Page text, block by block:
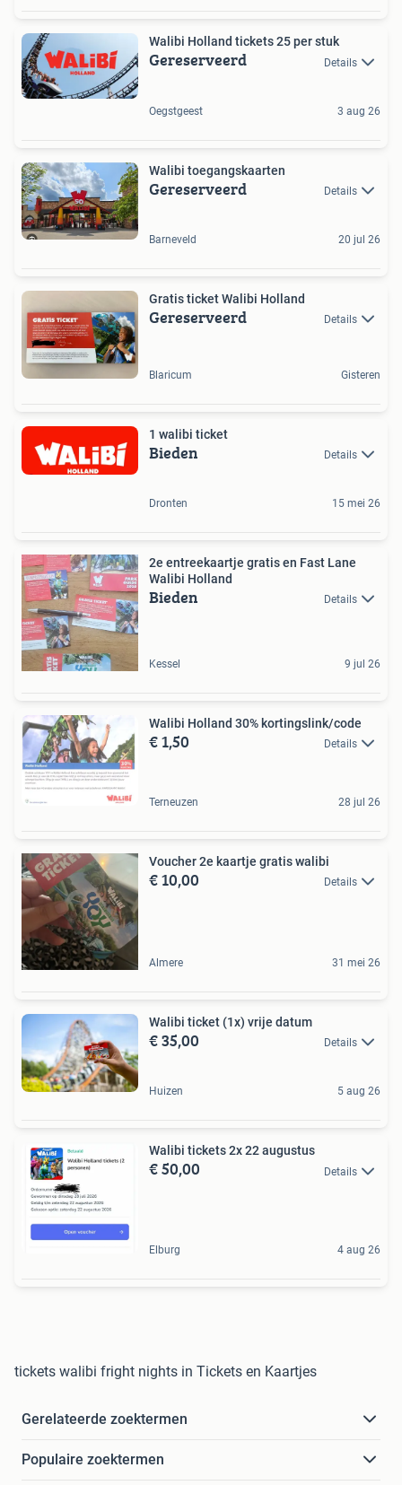
Walibi Holland tickets 25 per stuk
Gereserveerd Details
Oegstgeest 3 aug 26
Walibi toegangskaarten
Gereserveerd Details
Barneveld 20 jul 26
Gratis ticket Walibi Holland
Gereserveerd Details
Blaricum Gisteren
1 walibi ticket
Bieden Details
Dronten 15 mei 26
2e entreekaartje gratis en Fast Lane
Walibi Holland
Bieden Details
Kessel 9 jul 26
Walibi Holland 30% kortingslink/code
€ 1,50 Details
Terneuzen 28 jul 26
Voucher 2e kaartje gratis walibi
€ 10,00 Details
Almere 31 mei 26
Walibi ticket (1x) vrije datum
€ 35,00 Details
Huizen 5 aug 26
Walibi tickets 2x 22 augustus
€ 50,00 Details
Elburg 4 aug 26
tickets walibi fright nights in Tickets en Kaartjes
Gerelateerde zoektermen
Populaire zoektermen